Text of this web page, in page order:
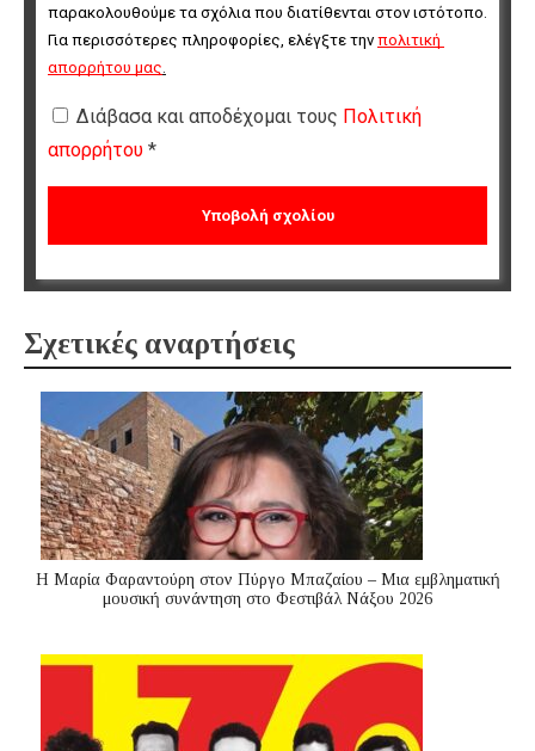
παρακολουθούμε τα σχόλια που διατίθενται στον ιστότοπο.
Για περισσότερες πληροφορίες, ελέγξτε την πολιτική
απορρήτου μας.
Διάβασα και αποδέχομαι τους Πολιτική
απορρήτου *
Σχετικές αναρτήσεις
Η Μαρία Φαραντούρη στον Πύργο Μπαζαίου – Μια εμβληματική
μουσική συνάντηση στο Φεστιβάλ Νάξου 2026